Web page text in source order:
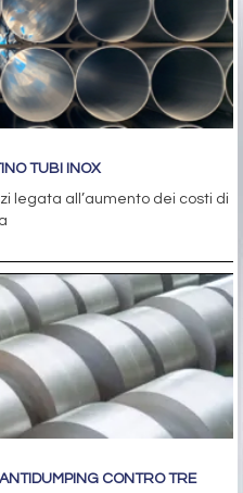
TUBI INOX
legata all’aumento dei costi di
CONTRO TRE